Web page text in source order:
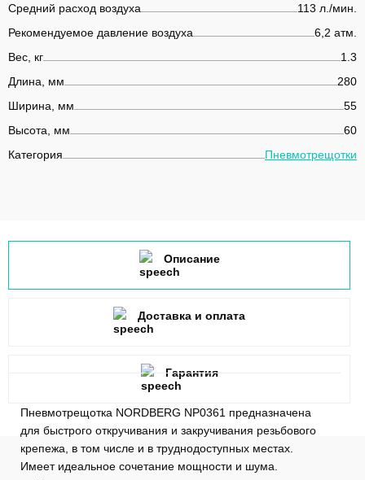
Средний расход воздуха
113 л./мин.
Рекомендуемое давление воздуха
6,2 атм.
Вес, кг
1.3
Длина, мм
280
Ширина, мм
55
Высота, мм
60
Категория
Пневмотрещотки
Описание
Пневмотрещотка NORDBERG NP0361 предназначена
для быстрого откручивания и закручивания резьбового
крепежа, в том числе и в труднодоступных местах.
Имеет идеальное сочетание мощности и шума.
Доставка и оплата
Гарантия